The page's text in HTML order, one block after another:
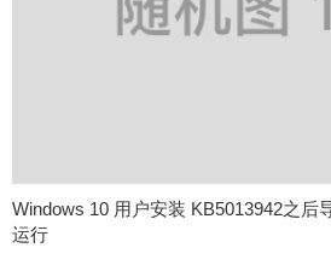
Windows 10 用户安装 KB5013942之后
运行